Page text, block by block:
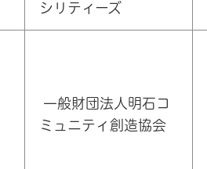
シリティーズ
一般財団法人明石コ
ミュニティ創造協会